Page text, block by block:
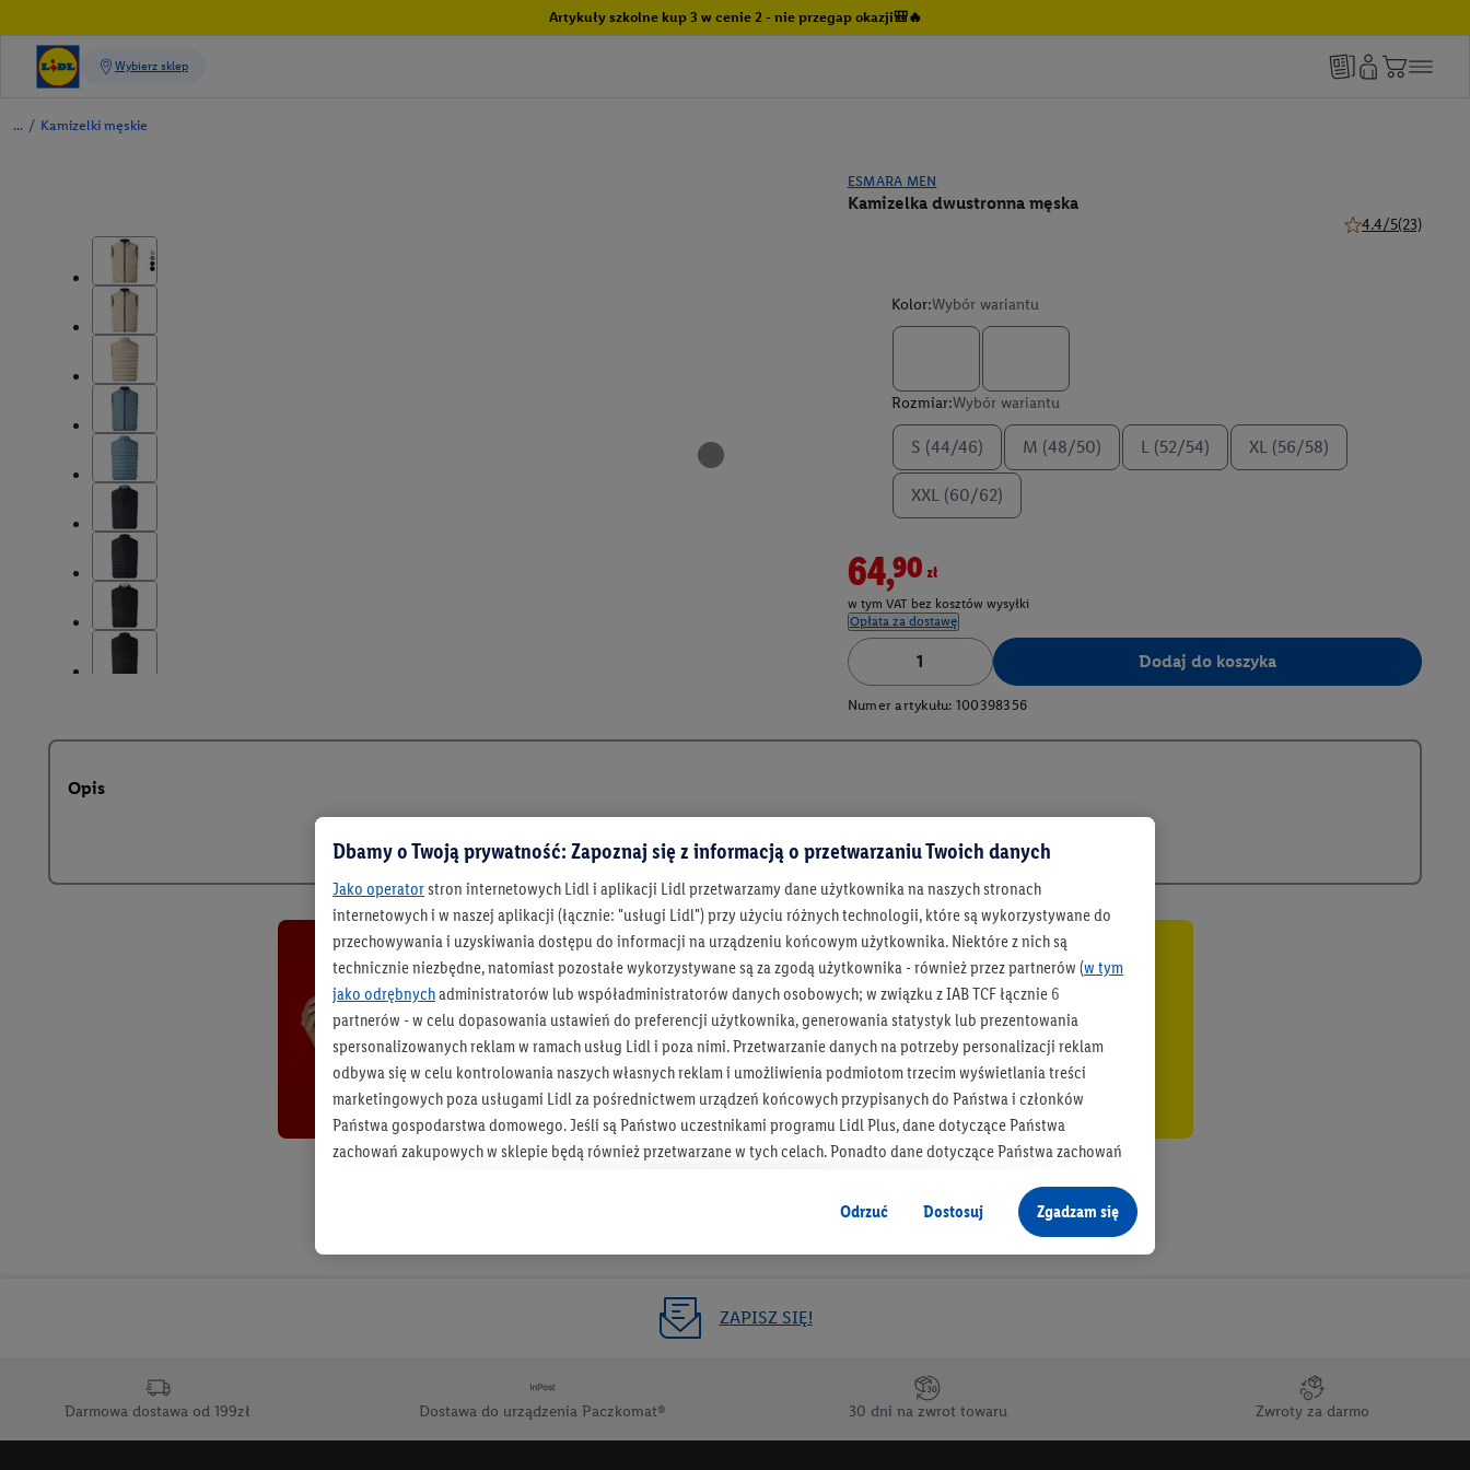
Artykuły szkolne kup 3 w cenie 2 - nie przegap okazji🎒🔥
/ Kamizelki męskie
ESMARA MEN
Kamizelka dwustronna męska
4.4/5(23)
Kolor:Wybór wariantu
Rozmiar:Wybór wariantu
S (44/46) M (48/50) L (52/54) XL (56/58)
XXL (60/62)
64,90zł
w tym VAT bez kosztów wysyłki
Opłata za dostawę
Dodaj do koszyka
Numer artykułu: 100398356
Opis
Bądź na bieżąco
Otrzymuj newsletter Lidla
Zapisz się!
ZAPISZ SIĘ!
Darmowa dostawa od 199zł Dostawa do urządzenia Paczkomat® 30 dni na zwrot towaru Zwroty za darmo
Dbamy o Twoją prywatność: Zapoznaj się z informacją o przetwarzaniu Twoich danych
Jako operatorstron internetowych Lidl i aplikacji Lidl przetwarzamy dane użytkownika na naszych stronach
internetowych i w naszej aplikacji (łącznie: "usługi Lidl") przy użyciu różnych technologii, które są wykorzystywane do
przechowywania i uzyskiwania dostępu do informacji na urządzeniu końcowym użytkownika. Niektóre z nich są
technicznie niezbędne, natomiast pozostałe wykorzystywane są za zgodą użytkownika - również przez partnerów (w tym
jako odrębnychadministratorów lub współadministratorów danych osobowych; w związku z IAB TCF łącznie 6
partnerów - w celu dopasowania ustawień do preferencji użytkownika, generowania statystyk lub prezentowania
spersonalizowanych reklam w ramach usług Lidl i poza nimi. Przetwarzanie danych na potrzeby personalizacji reklam
odbywa się w celu kontrolowania naszych własnych reklam i umożliwienia podmiotom trzecim wyświetlania treści
marketingowych poza usługami Lidl za pośrednictwem urządzeń końcowych przypisanych do Państwa i członków
Państwa gospodarstwa domowego. Jeśli są Państwo uczestnikami programu Lidl Plus, dane dotyczące Państwa
zachowań zakupowych w sklepie będą również przetwarzane w tych celach. Ponadto dane dotyczące Państwa zachowań
jako niezależny administrator danych
Tworzenie spersonalizowanych reklam opiera się na generowaniu profili, które są również wzbogacane o dane z innych
informacji z konta klienta - np. wieku lub płci - a także dokładnych danych dotyczących lokalizacji), również przez różne
urządzenia końcowe i usługi Lidl, w tym przechowywanie lub uzyskiwanie dostępu do informacji na urządzeniach
przetwarzanie odbywa się również w celu pomiaru wydajności/skuteczności reklamy, badania grup docelowych,
opracowywania ofert oraz zapewnienia bezpieczeństwa technicznego i optymalizacji wyświetlania konkretnych treści.
Odrzuć Dostosuj Zgadzam się